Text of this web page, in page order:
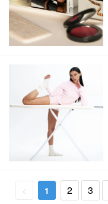
< 1 2 3